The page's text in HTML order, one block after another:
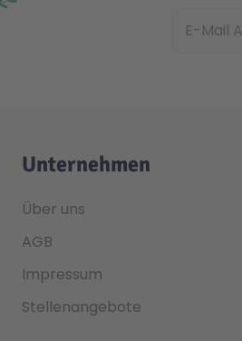
Unternehmen
Über uns
AGB
Impressum
Stellenangebote